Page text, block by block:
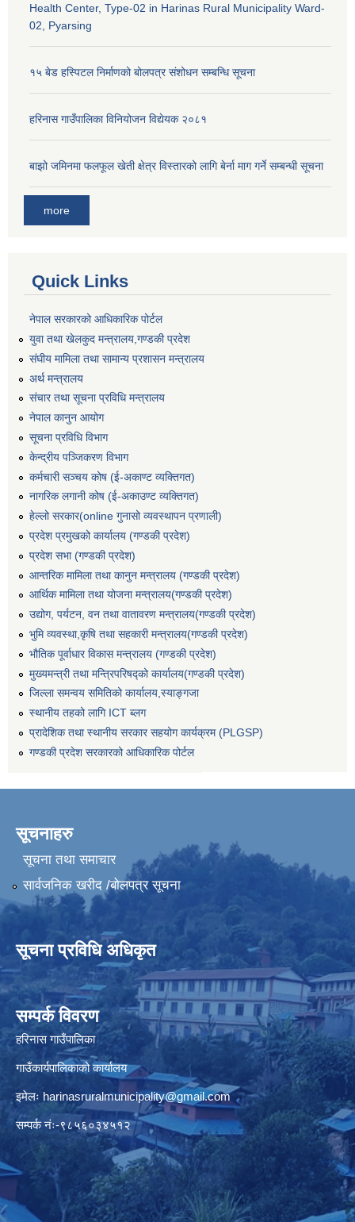
Health Center, Type-02 in Harinas Rural Municipality Ward-
02, Pyarsing
१५ बेड हस्पिटल निर्माणको बोलपत्र संशोधन सम्बन्धि सूचना
हरिनास गाउँपालिका विनियोजन विद्येयक २०८१
बाझो जमिनमा फलफूल खेती क्षेत्र विस्तारको लागि बेर्ना माग गर्ने सम्बन्धी सूचना
more
Quick Links
नेपाल सरकारको आधिकारिक पोर्टल
युवा तथा खेलकुद मन्त्रालय,गण्डकी प्रदेश
संघीय मामिला तथा सामान्य प्रशासन मन्त्रालय
अर्थ मन्त्रालय
संचार तथा सूचना प्रविधि मन्त्रालय
नेपाल कानुन आयोग
सूचना प्रविधि विभाग
केन्द्रीय पञ्जिकरण विभाग
कर्मचारी सञ्‍चय कोष (ई‍-अकाण्ट व्यक्तिगत)
नागरिक लगानी कोष (ई-अकाउण्ट व्यक्तिगत)
हेल्लो सरकार(online गुनासो व्यवस्थापन प्रणाली)
प्रदेश प्रमुखको कार्यालय (गण्डकी प्रदेश)
प्रदेश सभा (गण्डकी प्रदेश)
आन्तरिक मामिला तथा कानुन मन्त्रालय (गण्डकी प्रदेश)
आर्थिक मामिला तथा योजना मन्त्रालय(गण्डकी प्रदेश)
उद्योग, पर्यटन, वन तथा वातावरण मन्त्रालय(गण्डकी प्रदेश)
भुमि व्यवस्था,कृषि तथा सहकारी मन्त्रालय(गण्डकी प्रदेश)
भौतिक पूर्वाधार विकास मन्त्रालय (गण्डकी प्रदेश)
मुख्यमन्त्री तथा मन्त्रिपरिषद्को कार्यालय(गण्डकी प्रदेश)
जिल्ला समन्वय समितिको कार्यालय,स्याङ्गजा
स्थानीय तहको लागि ICT ब्लग
प्रादेशिक तथा स्थानीय सरकार सहयोग कार्यक्रम (PLGSP)
गण्डकी प्रदेश सरकारको आधिकारिक पोर्टल
सूचनाहरु
सूचना तथा समाचार
सार्वजनिक खरीद /बोलपत्र सूचना
सूचना प्रविधि अधिकृत
सम्पर्क विवरण
हरिनास गाउँपालिका
गाउँकार्यपालिकाको कार्यालय
इमेलः harinasruralmunicipality@gmail.com
सम्पर्क नंः-९८५६०३४५१२